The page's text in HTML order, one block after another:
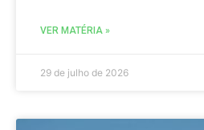
VER MATÉRIA »
29 de julho de 2026